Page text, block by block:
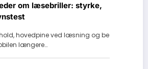
om læsebriller: styrke,
hovedpine ved læsning og be
længere…